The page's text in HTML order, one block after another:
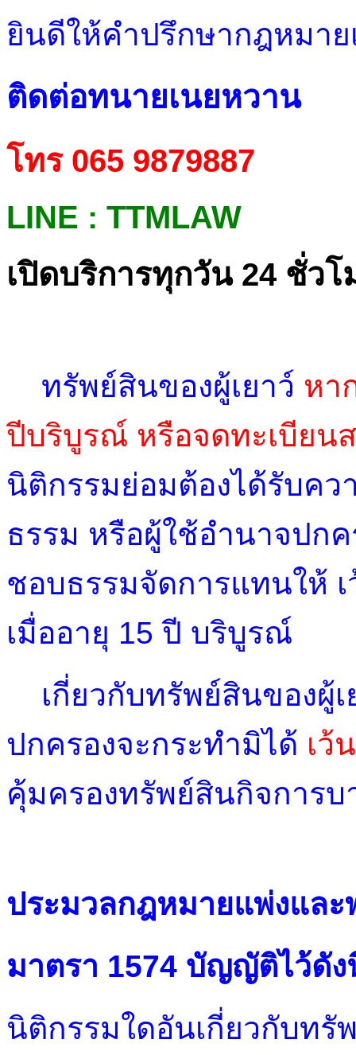
ยินดีให้คำปรึกษากฎหมาย
ติดต่อทนายเนยหวาน
โทร 065 9879887
LINE : TTMLAW
เปิดบริการทุกวัน 24 ชั่วโ
ทรัพย์สินของผู้เยาว์ หา
ปีบริบูรณ์ หรือจดทะเบียน
นิติกรรมย่อมต้องได้รับค
ธรรม หรือผู้ใช้อำนาจปก
ชอบธรรมจัดการแทนให้
เมื่ออายุ 15 ปี บริบูรณ์
เกี่ยวกับทรัพย์สินของผู้เ
ปกครองจะกระทำมิได้ เว้
คุ้มครองทรัพย์สินกิจการ
ประมวลกฎหมายแพ่งแล
มาตรา 1574 บัญญัติไว้ดัง
นิติกรรมใดอันเกี่ยวกับทรั